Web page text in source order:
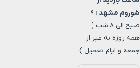
شوروم مشهد : ۹
صبح الی ۸ شب (
همه روزه به غیر از
جمعه و ایام تعطیل )